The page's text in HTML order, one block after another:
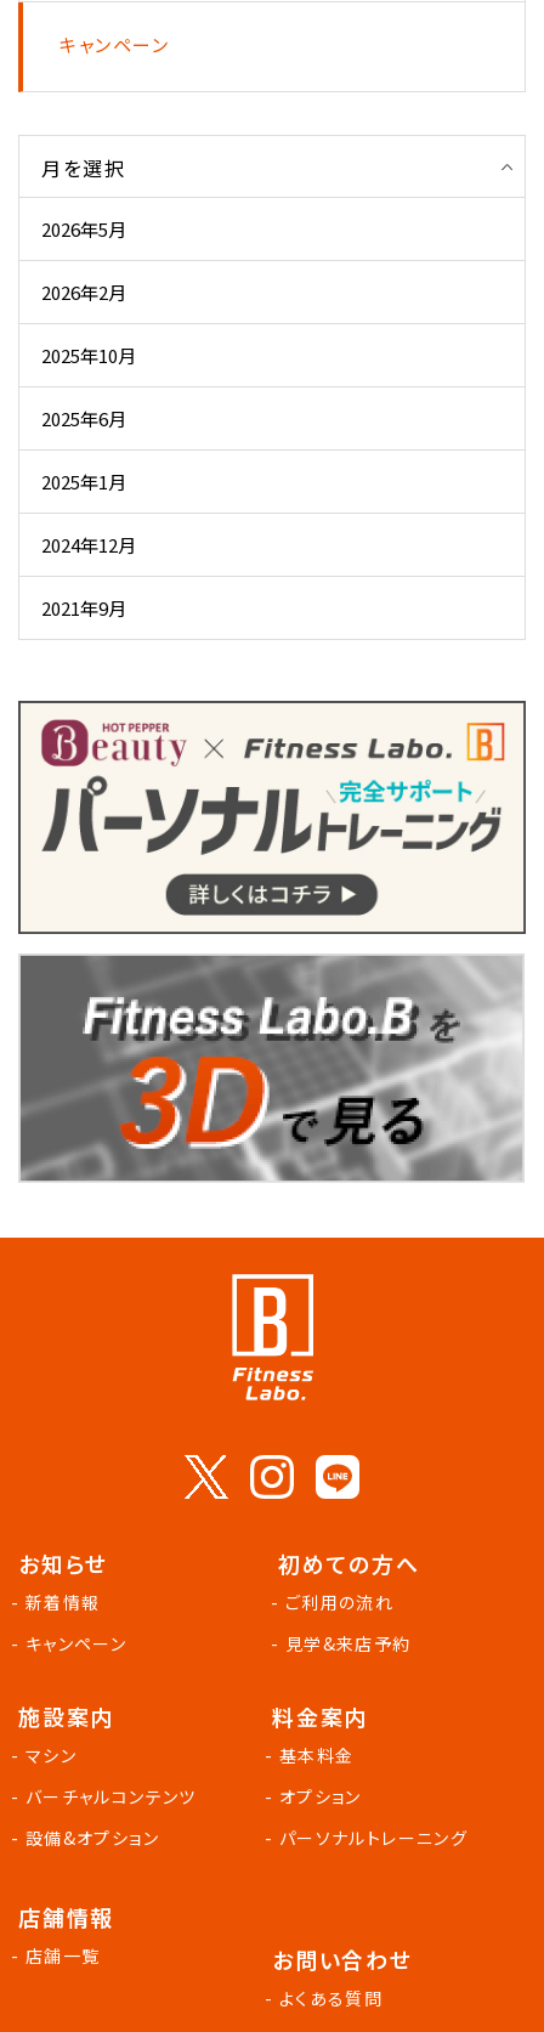
キャンペーン
月を選択
2026年5月
2026年2月
2025年10月
2025年6月
2025年1月
2024年12月
2021年9月
お知らせ
- 新着情報
- キャンペーン
初めての方へ
- ご利用の流れ
- 見学&来店予約
施設案内
- マシン
- バーチャルコンテンツ
- 設備&オプション
店舗情報
- 店舗一覧
料金案内
- 基本料金
- オプション
- パーソナルトレーニング
お問い合わせ
- よくある質問